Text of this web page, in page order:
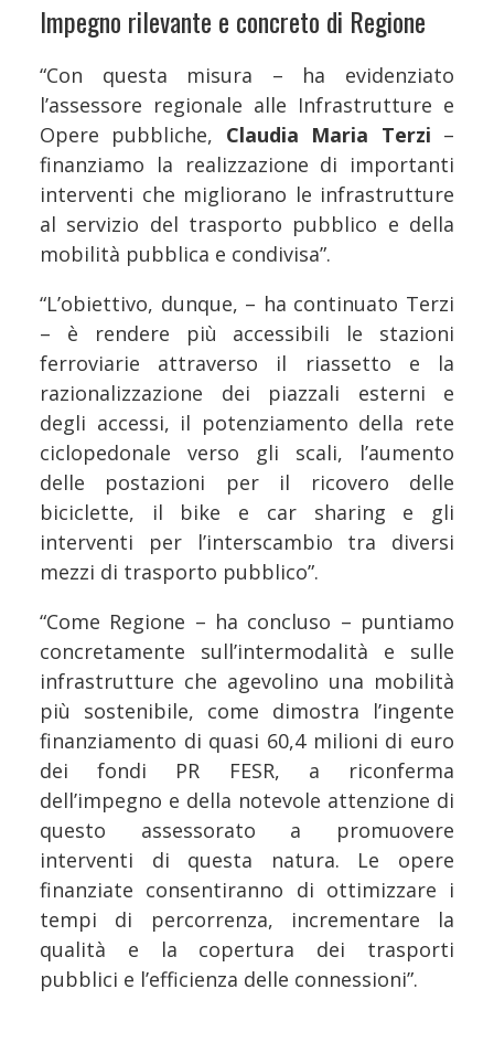
Impegno rilevante e concreto di Regione
“Con questa misura – ha evidenziato
l’assessore regionale alle Infrastrutture e
Opere pubbliche, Claudia Maria Terzi –
finanziamo la realizzazione di importanti
interventi che migliorano le infrastrutture
al servizio del trasporto pubblico e della
mobilità pubblica e condivisa”.
“L’obiettivo, dunque, – ha continuato Terzi
– è rendere più accessibili le stazioni
ferroviarie attraverso il riassetto e la
razionalizzazione dei piazzali esterni e
degli accessi, il potenziamento della rete
ciclopedonale verso gli scali, l’aumento
delle postazioni per il ricovero delle
biciclette, il bike e car sharing e gli
interventi per l’interscambio tra diversi
mezzi di trasporto pubblico”.
“Come Regione – ha concluso – puntiamo
concretamente sull’intermodalità e sulle
infrastrutture che agevolino una mobilità
più sostenibile, come dimostra l’ingente
finanziamento di quasi 60,4 milioni di euro
dei fondi PR FESR, a riconferma
dell’impegno e della notevole attenzione di
questo assessorato a promuovere
interventi di questa natura. Le opere
finanziate consentiranno di ottimizzare i
tempi di percorrenza, incrementare la
qualità e la copertura dei trasporti
pubblici e l’efficienza delle connessioni”.